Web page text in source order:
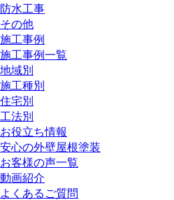
防水工事
その他
施工事例
施工事例一覧
地域別
施工種別
住宅別
工法別
お役立ち情報
安心の外壁屋根塗装
お客様の声一覧
動画紹介
よくあるご質問